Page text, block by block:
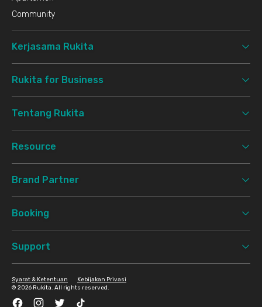
Community
Kerjasama Rukita
Rukita for Business
Tentang Rukita
Resource
Brand Partner
Booking
Support
© 2026 Rukita. All rights reserved.
Syarat & Ketentuan Kebijakan Privasi
FacebookInstagramTwitter TikTok